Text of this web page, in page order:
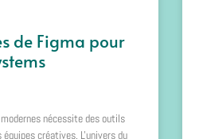
de Figma pour
nécessite des outils
créatives. L'univers du